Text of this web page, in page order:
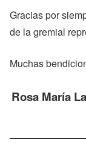
Gracias por
de la gremial
Muchas
Rosa María